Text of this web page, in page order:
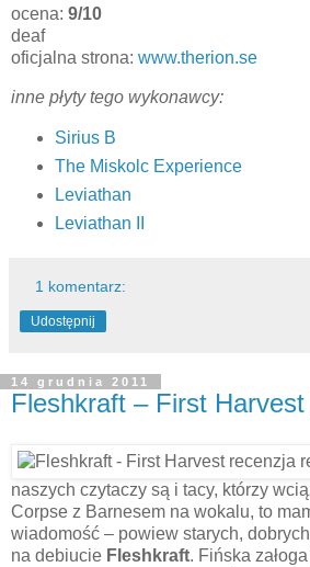
ocena: 9/10
deaf
oficjalna strona: www.therion.se
inne płyty tego wykonawcy:
Sirius B
The Miskolc Experience
Leviathan
Leviathan II
1 komentarz:
Udostępnij
14 grudnia 2011
Fleshkraft – First Harvest
naszych czytaczy są i tacy, którzy
Corpse z Barnesem na wokalu, to
wiadomość – powiew starych,
na debiucie Fleshkraft. Fińska